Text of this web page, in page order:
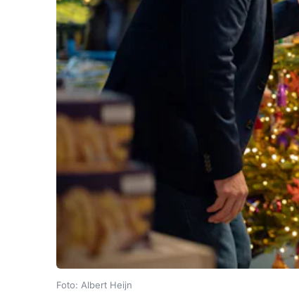
Foto: Albert Heijn